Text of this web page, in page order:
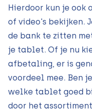
Hierdoor kun je ook
of video's bekijken.
de bank te zitten
je tablet. Of je nu
afbetaling, er is
voordeel mee. Ben
welke tablet goed
door het